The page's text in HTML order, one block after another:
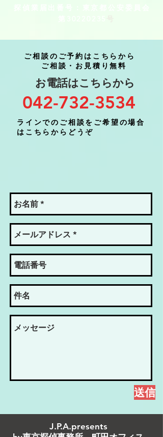
​ご相談のご予約はこちらから
ご相談・お見積り無料
​お電話はこちらから
042-732-3534
​ラインでのご相談をご希望の場合
はこちらからどうぞ​
送信
​J.P.A.presents